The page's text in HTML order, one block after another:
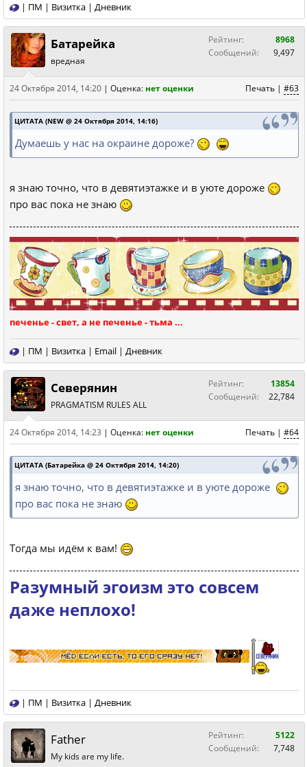
| ПМ | Визитка | Дневник
Батарейка
вредная
Рейтинг:
8968
Сообщений:
9,497
Печать | #63
24 Октября 2014, 14:20 | Оценка: нет оценки
ЦИТАТА (NEW @ 24 Октября 2014, 14:16)
Думаешь у нас на окраине дороже?
я знаю точно, что в девятиэтажке и в уюте дороже
про вас пока не знаю
печенье - свет, а не печенье - тьма ...
| ПМ | Визитка | Email | Дневник
Северянин
PRAGMATISM RULES ALL
Рейтинг:
13854
Сообщений:
22,784
Печать | #64
24 Октября 2014, 14:23 | Оценка: нет оценки
ЦИТАТА (Батарейка @ 24 Октября 2014, 14:20)
я знаю точно, что в девятиэтажке и в уюте дороже
про вас пока не знаю
Тогда мы идём к вам!
Разумный эгоизм это совсем
даже неплохо!
| ПМ | Визитка | Дневник
Father
My kids are my life.
Рейтинг:
5122
Сообщений:
7,748